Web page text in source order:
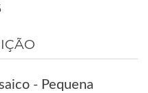
- Pequena